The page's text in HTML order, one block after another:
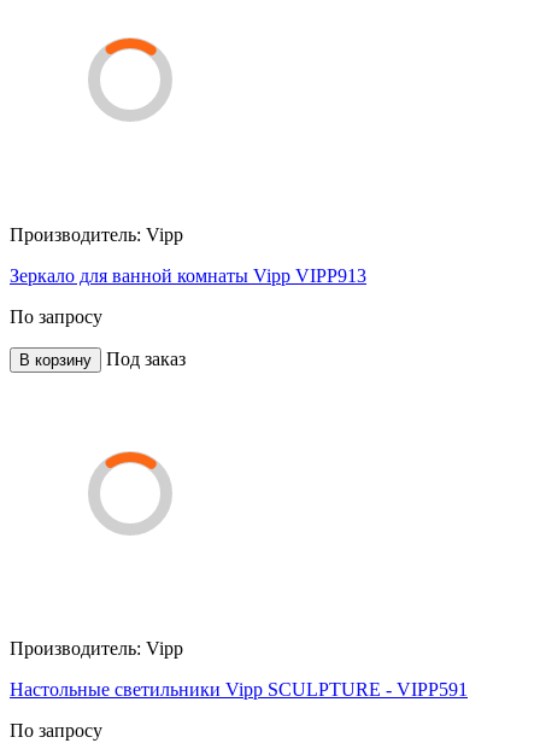
Производитель: Vipp
Зеркало для ванной комнаты Vipp VIPP913
По запросу
В корзину Под заказ
Производитель: Vipp
Настольные светильники Vipp SCULPTURE - VIPP591
По запросу